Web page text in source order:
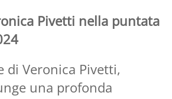
Pivetti nella puntata
di Veronica Pivetti,
una profonda